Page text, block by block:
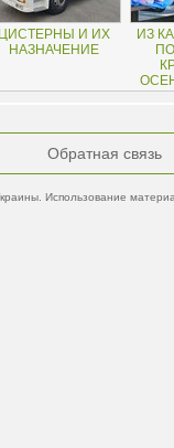
ЦИСТЕРНЫ И ИХ
НАЗНАЧЕНИЕ
ИЗ
Обратная связь
Использование